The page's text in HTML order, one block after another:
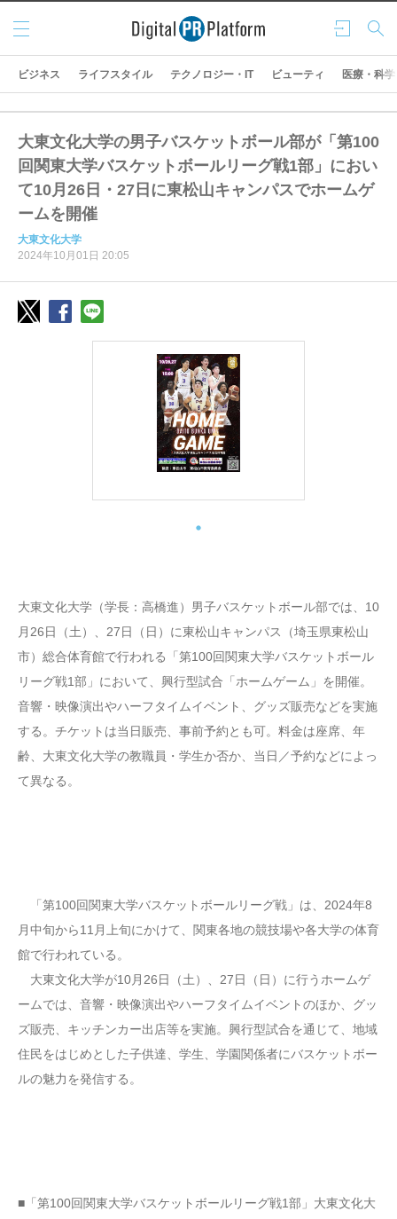
ログ
イン
検索
メニ
ュー
ビジネス ライフスタイル テクノロジー・IT ビューティ 医療・科学
大東文化大学の男子バスケットボール部が「第100
回関東大学バスケットボールリーグ戦1部」におい
て10月26日・27日に東松山キャンパスでホームゲ
ームを開催
大東文化大学
2024年10月01日 20:05
大東文化大学（学長：高橋進）男子バスケットボール部では、10
月26日（土）、27日（日）に東松山キャンパス（埼玉県東松山
市）総合体育館で行われる「第100回関東大学バスケットボール
リーグ戦1部」において、興行型試合「ホームゲーム」を開催。
音響・映像演出やハーフタイムイベント、グッズ販売などを実施
する。チケットは当日販売、事前予約とも可。料金は座席、年
齢、大東文化大学の教職員・学生か否か、当日／予約などによっ
て異なる。
「第100回関東大学バスケットボールリーグ戦」は、2024年8
月中旬から11月上旬にかけて、関東各地の競技場や各大学の体育
館で行われている。
大東文化大学が10月26日（土）、27日（日）に行うホームゲ
ームでは、音響・映像演出やハーフタイムイベントのほか、グッ
ズ販売、キッチンカー出店等を実施。興行型試合を通じて、地域
住民をはじめとした子供達、学生、学園関係者にバスケットボー
ルの魅力を発信する。
■「第100回関東大学バスケットボールリーグ戦1部」大東文化大